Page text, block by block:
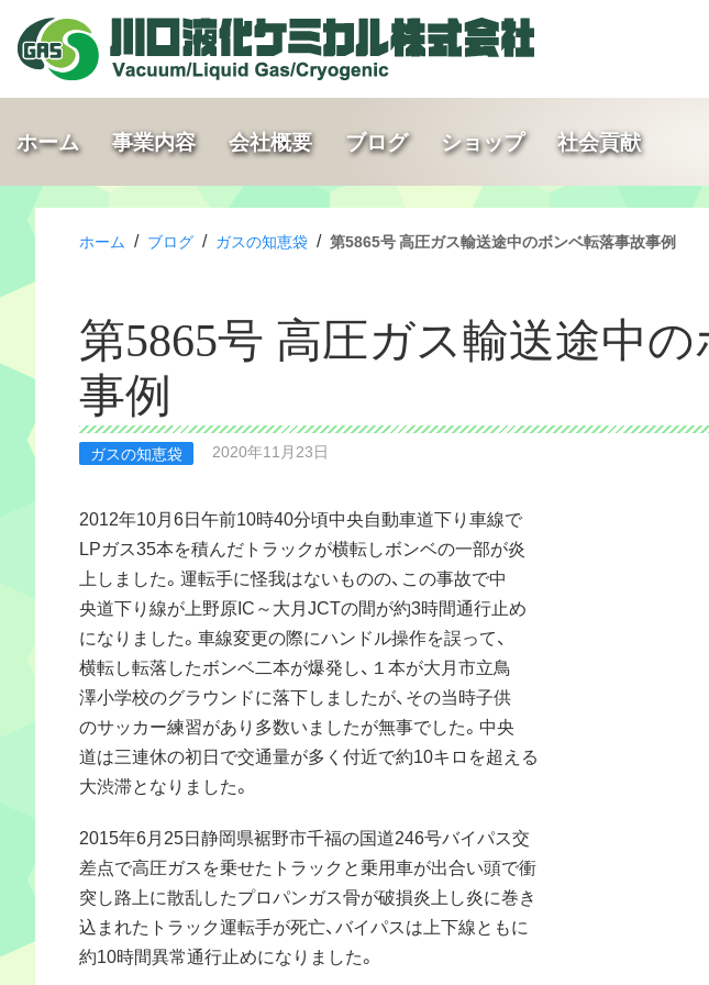
ホーム 事業内容 会社概要 ブログ ショップ 社会貢献
ホーム / ブログ / ガスの知恵袋 / 第5865号 高圧ガス輸送途中のボンベ転落事故事例
第5865号 高圧ガス輸送途中
事例
ガスの知恵袋 2020年11月23日
2012年10月6日午前10時40分頃中央自動車道下り車線で
LPガス35本を積んだトラックが横転しボンベの一部が炎
上しました。運転手に怪我はないものの、この事故で中
央道下り線が上野原IC～大月JCTの間が約3時間通行止め
になりました。車線変更の際にハンドル操作を誤って、
横転し転落したボンベ二本が爆発し、１本が大月市立鳥
澤小学校のグラウンドに落下しましたが、その当時子供
のサッカー練習があり多数いましたが無事でした。中央
道は三連休の初日で交通量が多く付近で約10キロを超える
大渋滞となりました。
2015年6月25日静岡県裾野市千福の国道246号バイパス交
差点で高圧ガスを乗せたトラックと乗用車が出合い頭で衝
突し路上に散乱したプロパンガス骨が破損炎上し炎に巻き
込まれたトラック運転手が死亡、バイパスは上下線ともに
約10時間異常通行止めになりました。